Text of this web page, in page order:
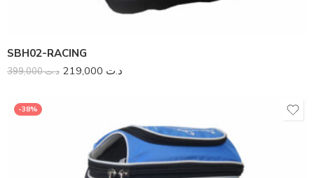
SBH02-RACING
د.ت399,000 د.ت
-38%